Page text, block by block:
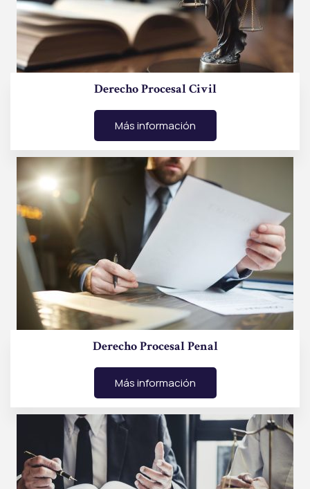
Derecho Procesal Civil
Más información
Derecho Procesal Penal
Más información